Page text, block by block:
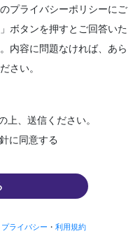
プライバシーポリシーにご
」ボタンを押すとご回答いた
内容に問題なければ、あら
さい。
上、送信ください。
に同意する
プライバシー ・ 利用規約